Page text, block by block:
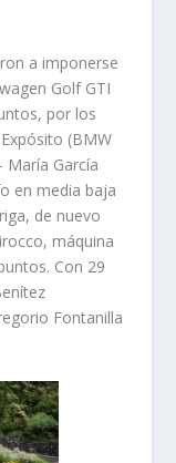
a imponerse
Golf GTI
por los
(BMW
María García
en media baja
de nuevo
máquina
Con 29
Fontanilla